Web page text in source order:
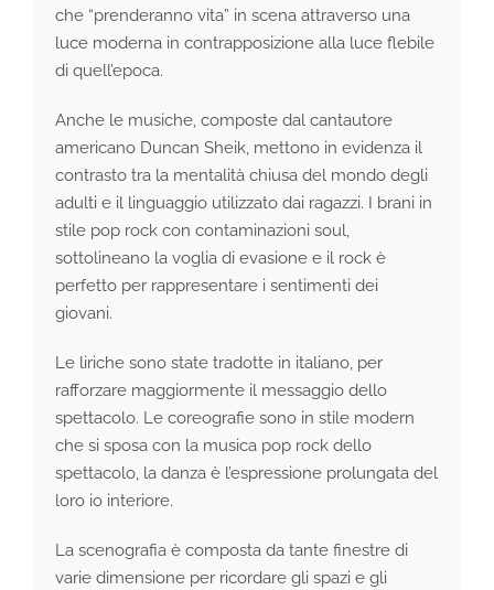
che “prenderanno vita” in scena attraverso una
luce moderna in contrapposizione alla luce flebile
di quell’epoca.
Anche le musiche, composte dal cantautore
americano Duncan Sheik, mettono in evidenza il
contrasto tra la mentalità chiusa del mondo degli
adulti e il linguaggio utilizzato dai ragazzi. I brani in
stile pop rock con contaminazioni soul,
sottolineano la voglia di evasione e il rock è
perfetto per rappresentare i sentimenti dei
giovani.
Le liriche sono state tradotte in italiano, per
rafforzare maggiormente il messaggio dello
spettacolo. Le coreografie sono in stile modern
che si sposa con la musica pop rock dello
spettacolo, la danza è l’espressione prolungata del
loro io interiore.
La scenografia è composta da tante finestre di
varie dimensione per ricordare gli spazi e gli